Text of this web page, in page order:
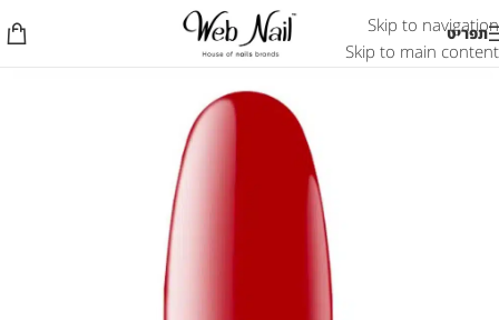
Skip to navigation
Skip to main content
תפריט
אזל המלאי